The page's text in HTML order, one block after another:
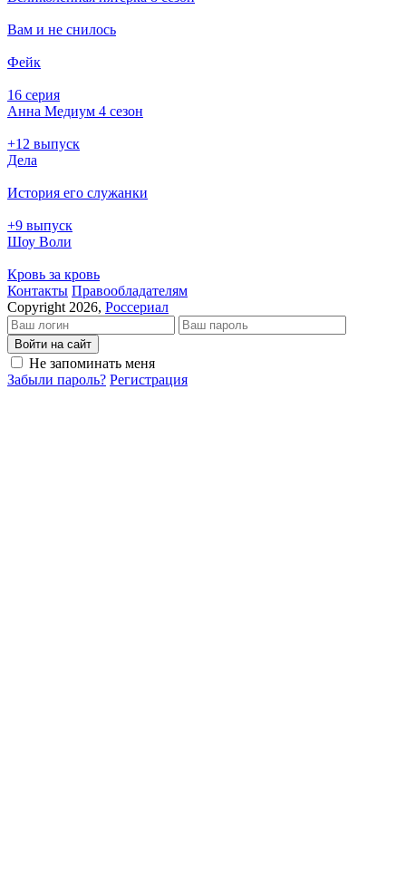
Вам и не снилось
Фейк
16 серия
Анна Медиум 4 сезон
+12 выпуск
Дела
История его служанки
+9 выпуск
Шоу Воли
Кровь за кровь
Кон­так­ты Пра­во­об­ла­да­те­лям
Copyright 2026, Россериал
Войти на сайт
Не запоминать меня
Забыли пароль? Регистрация